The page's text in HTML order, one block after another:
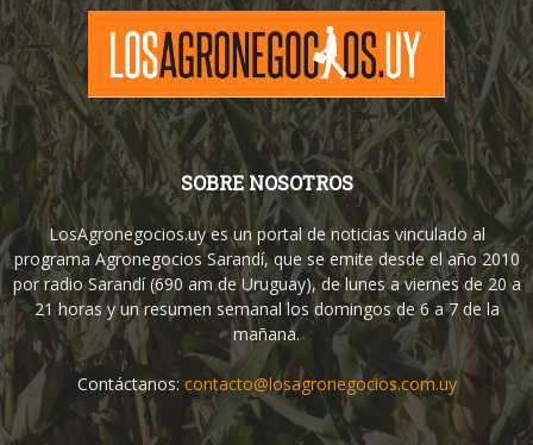
SOBRE NOSOTROS
LosAgronegocios.uy es un portal de noticias vinculado al
programa Agronegocios Sarandí, que se emite desde el año 2010
por radio Sarandí (690 am de Uruguay), de lunes a viernes de 20 a
21 horas y un resumen semanal los domingos de 6 a 7 de la
mañana.
Contáctanos: contacto@losagronegocios.com.uy